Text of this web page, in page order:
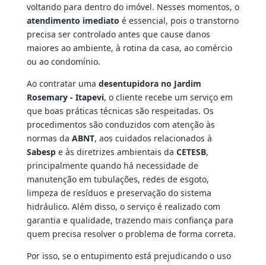
voltando para dentro do imóvel. Nesses momentos, o
atendimento imediato é essencial, pois o transtorno
precisa ser controlado antes que cause danos
maiores ao ambiente, à rotina da casa, ao comércio
ou ao condomínio.
Ao contratar uma desentupidora no Jardim
Rosemary - Itapevi, o cliente recebe um serviço em
que boas práticas técnicas são respeitadas. Os
procedimentos são conduzidos com atenção às
normas da ABNT, aos cuidados relacionados à
Sabespe às diretrizes ambientais da CETESB,
principalmente quando há necessidade de
manutenção em tubulações, redes de esgoto,
limpeza de resíduos e preservação do sistema
hidráulico. Além disso, o serviço é realizado com
garantia e qualidade, trazendo mais confiança para
quem precisa resolver o problema de forma correta.
Por isso, se o entupimento está prejudicando o uso